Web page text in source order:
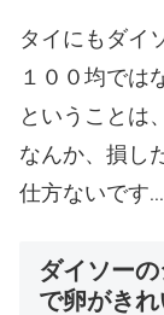
タイにもダイ
１００均では
ということは
なんか、損し
仕方ないです…
ダイソー
で卵がき